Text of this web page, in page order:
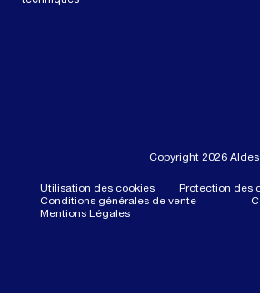
Copyright 2026 Aldes
Utilisation des cookies
Protection des
Conditions générales de vente
Mentions Légales